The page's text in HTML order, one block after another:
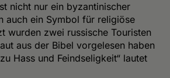
nicht nur ein byzantinischer
auch ein Symbol für religiöse
wurden zwei russische Touristen
aus der Bibel vorgelesen haben
Hass und Feindseligkeit“ lautet